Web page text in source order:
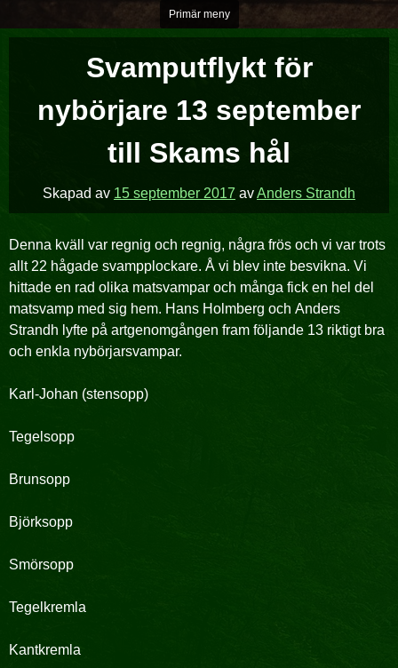
över
Primär meny
Svamputflykt för
nybörjare 13 september
till Skams hål
Skapad av 15 september 2017 avAnders Strandh
Denna kväll var regnig och regnig, några frös och vi var trots
allt 22 hågade svampplockare. Å vi blev inte besvikna. Vi
hittade en rad olika matsvampar och många fick en hel del
matsvamp med sig hem. Hans Holmberg och Anders
Strandh lyfte på artgenomgången fram följande 13 riktigt bra
och enkla nybörjarsvampar.
Karl-Johan (stensopp)
Tegelsopp
Brunsopp
Björksopp
Smörsopp
Tegelkremla
Kantkremla